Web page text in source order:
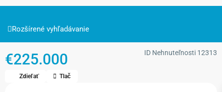
Rozšírené vyhľadávanie
ID Nehnuteľnosti 12313
€225.000
Zdieľať Tlač